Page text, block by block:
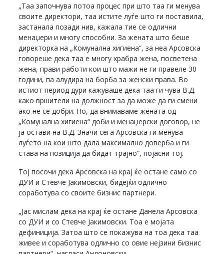
„Таа започнува потоа процес при што таа ги менува
своите директори, таа истите луѓе што ги поставила,
застанала позади нив, кажала тие се одлични
менаџери и многу способни. За жената што беше
директорка на „Комунална хигиена“, за неа Арсовска
говореше дека таа е многу храбра жена, посветена
жена, прави работи кои што мажи не ги правеле 30
години, па алудира на борба за женски права. Во
истиот период дури кажуваше дека таа ги чува В.Д.
како вршители на должност за да може да ги смени
ако не се добри. Но, да внимаваме жената од
„Комунална хигиена“ доби и менаџерски договор, не
ја остави на В.Д. Значи сега Арсовска ги менува
луѓето на кои што дала максимално доверба и ги
става на позиција да бидат трајно“, појасни тој.
Тој посочи дека Арсовска на крај ќе остане само со
ДУИ и Стевче Јакимовски, бидејќи одлично
соработува со своите бизнис партнери.
„Јас мислам дека на крај ќе остане Данела Арсовска
со ДУИ и со Стевче Јакимовски. Тоа е мојата
дефиниција. Затоа што се покажува на тоа дека таа
живее и соработува одлично со овие нејзини бизнис